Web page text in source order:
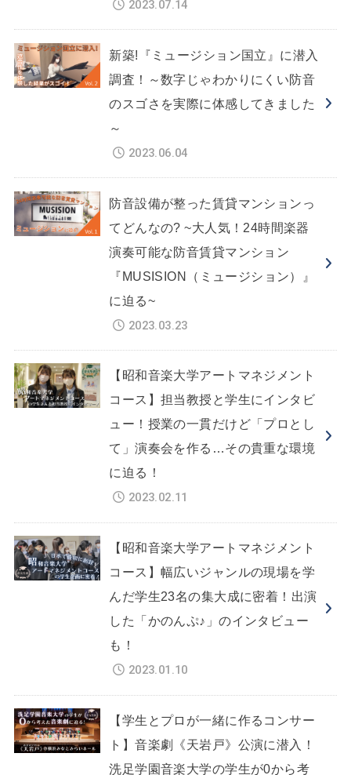
2023.07.14
新築!『ミュージション国立』に潜入
調査！～数字じゃわかりにくい防音
のスゴさを実際に体感してきました
～
2023.06.04
防音設備が整った賃貸マンションっ
てどんなの? ~大人気！24時間楽器
演奏可能な防音賃貸マンション
『MUSISION（ミュージション）』
に迫る~
2023.03.23
【昭和音楽大学アートマネジメント
コース】担当教授と学生にインタビ
ュー！授業の一貫だけど「プロとし
て」演奏会を作る…その貴重な環境
に迫る！
2023.02.11
【昭和音楽大学アートマネジメント
コース】幅広いジャンルの現場を学
んだ学生23名の集大成に密着！出演
した「かのんぷ♪」のインタビュー
も！
2023.01.10
【学生とプロが一緒に作るコンサー
ト】音楽劇《天岩戸》公演に潜入！
洗足学園音楽大学の学生が0から考